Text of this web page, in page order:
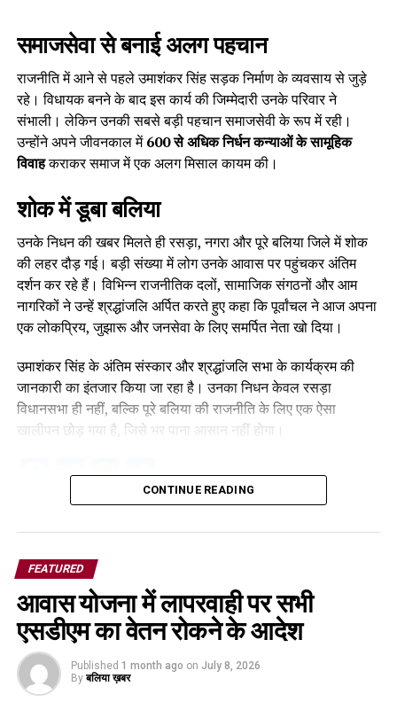
समाजसेवा से बनाई अलग पहचान
राजनीति में आने से पहले उमाशंकर सिंह सड़क निर्माण के व्यवसाय से जुड़े
रहे। विधायक बनने के बाद इस कार्य की जिम्मेदारी उनके परिवार ने
संभाली। लेकिन उनकी सबसे बड़ी पहचान समाजसेवी के रूप में रही।
उन्होंने अपने जीवनकाल में600 से अधिक निर्धन कन्याओं के सामूहिक
विवाहकराकर समाज में एक अलग मिसाल कायम की।
शोक में डूबा बलिया
उनके निधन की खबर मिलते ही रसड़ा, नगरा और पूरे बलिया जिले में शोक
की लहर दौड़ गई। बड़ी संख्या में लोग उनके आवास पर पहुंचकर अंतिम
दर्शन कर रहे हैं। विभिन्न राजनीतिक दलों, सामाजिक संगठनों और आम
नागरिकों ने उन्हें श्रद्धांजलि अर्पित करते हुए कहा कि पूर्वांचल ने आज अपना
एक लोकप्रिय, जुझारू और जनसेवा के लिए समर्पित नेता खो दिया।
उमाशंकर सिंह के अंतिम संस्कार और श्रद्धांजलि सभा के कार्यक्रम की
जानकारी का इंतजार किया जा रहा है। उनका निधन केवल रसड़ा
विधानसभा ही नहीं, बल्कि पूरे बलिया की राजनीति के लिए एक ऐसा
खालीपन छोड़ गया है, जिसे भर पाना आसान नहीं होगा।
Facebook
Twitter
WhatsApp
Share
CONTINUE READING
FEATURED
आवास योजना में लापरवाही पर सभी
एसडीएम का वेतन रोकने के आदेश
Published 1 month ago on July 8, 2026
By बलिया ख़बर